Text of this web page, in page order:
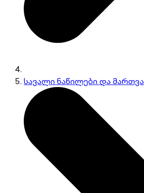
სავალი ნაწილები და მართვა